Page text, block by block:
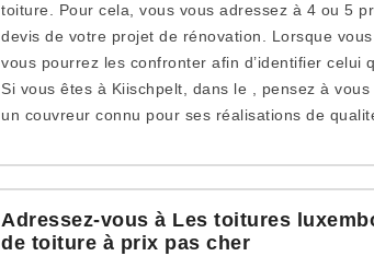
toiture. Pour cela, vous vous adressez à 4 ou 5
devis de votre projet de rénovation. Lorsque
vous pourrez les confronter afin d’identifier
Si vous êtes à Kiischpelt, dans le , pensez à
un couvreur connu pour ses réalisations de
Adressez-vous à Les toitures
de toiture à prix pas cher